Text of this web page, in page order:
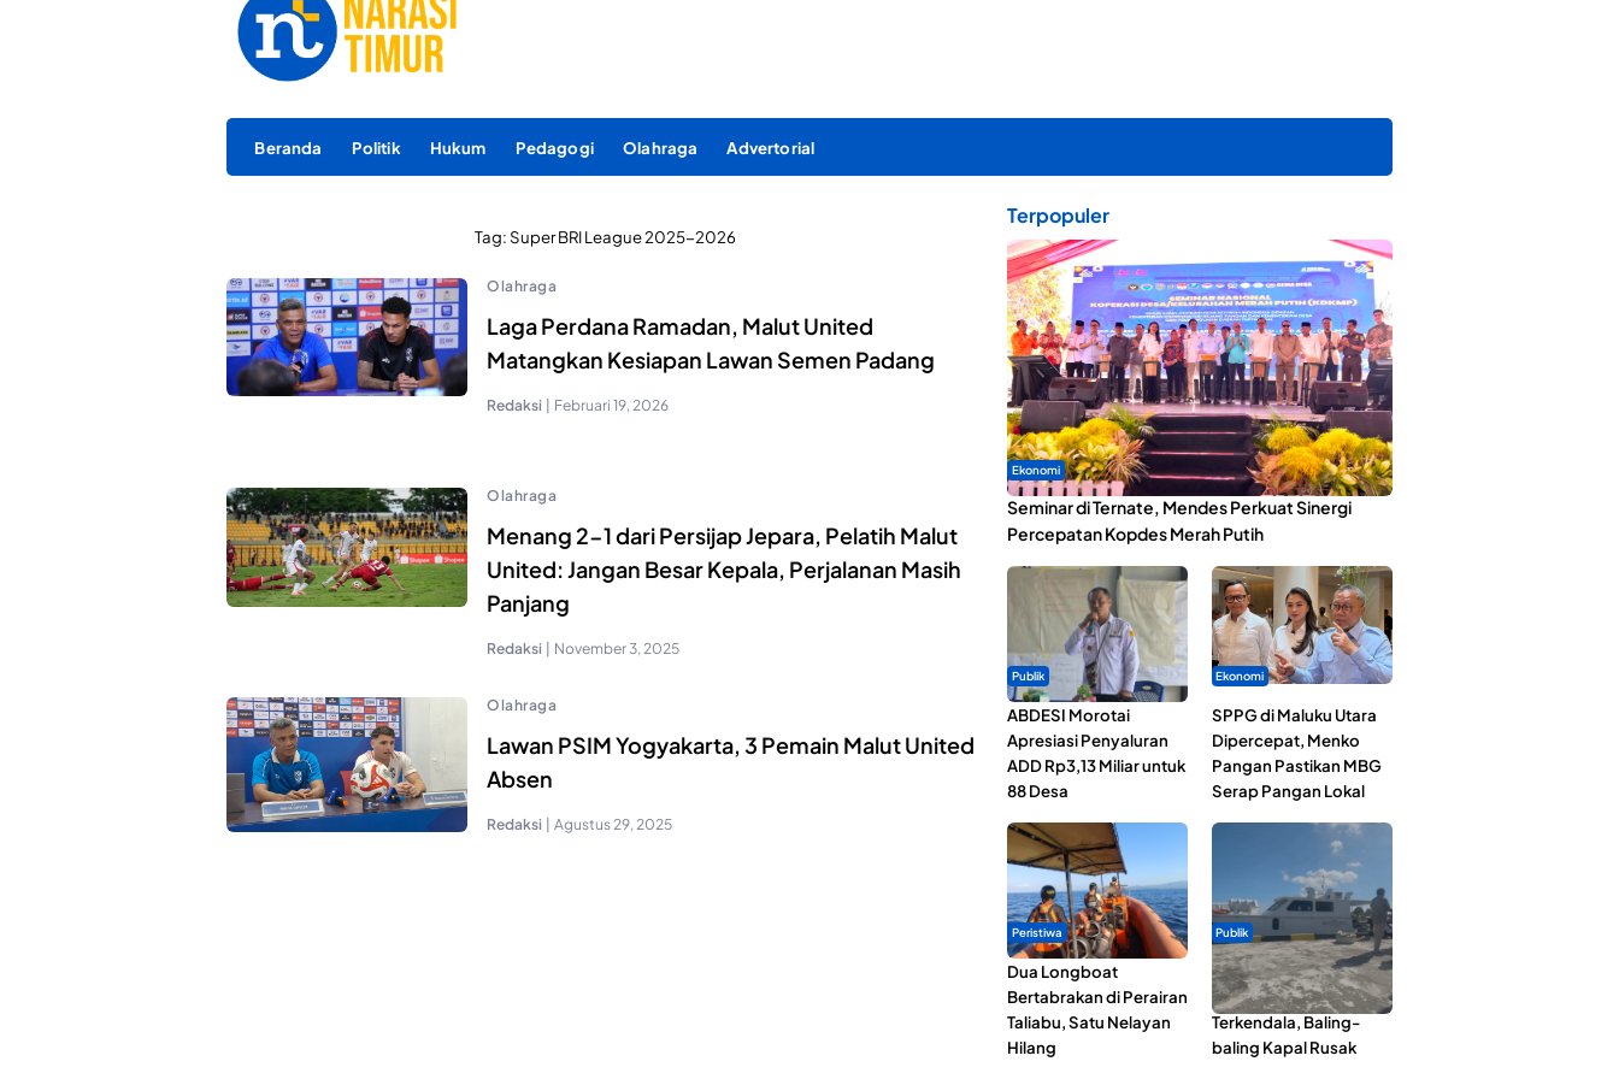
Beranda Politik Hukum Pedagogi Olahraga Advertorial
Tag:Super BRI League 2025-2026
Olahraga
Laga Perdana Ramadan, Malut United
Matangkan Kesiapan Lawan Semen Padang
Redaksi | Februari 19, 2026
Olahraga
Menang 2-1 dari Persijap Jepara, Pelatih Malut
United: Jangan Besar Kepala, Perjalanan Masih
Panjang
Redaksi | November 3, 2025
Olahraga
Lawan PSIM Yogyakarta, 3 Pemain Malut United
Absen
Redaksi | Agustus 29, 2025
Terpopuler
Ekonomi
Seminar di Ternate, Mendes Perkuat Sinergi
Percepatan Kopdes Merah Putih
Publik
ABDESI Morotai
Apresiasi Penyaluran
ADD Rp3,13 Miliar untuk
88 Desa
Ekonomi
SPPG di Maluku Utara
Dipercepat, Menko
Pangan Pastikan MBG
Serap Pangan Lokal
Peristiwa
Dua Longboat
Bertabrakan di Perairan
Taliabu, Satu Nelayan
Hilang
Publik
Pelayaran Perdana KM
Dodola Express
Terkendala, Baling-
baling Kapal Rusak